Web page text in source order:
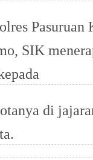
Pasuruan
SIK
di